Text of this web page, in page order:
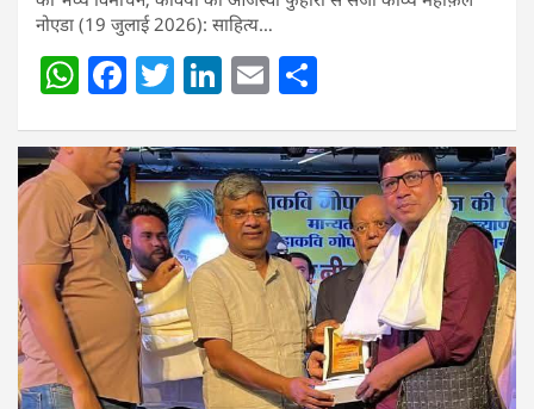
नोएडा (19 जुलाई 2026): साहित्य…
W
at
s
A
p
p
F
c
e
b
o
o
k
T
itt
er
Li
k
e
dI
n
E
ai
l
ar
e